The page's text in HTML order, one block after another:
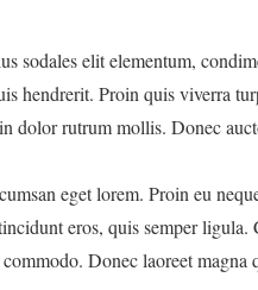
sodales elit elementum,
hendrerit. Proin quis viverra
rutrum mollis. Donec
eget lorem. Proin eu
eros, quis semper ligula.
Donec laoreet